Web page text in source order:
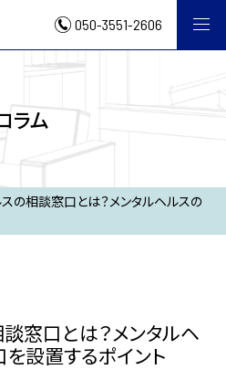
050-3551-2606
ラム
の相談窓口とは？メンタルヘルスの
窓口とは？メンタルヘ
設置するポイント